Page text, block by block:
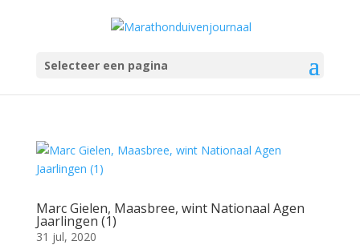
Selecteer een pagina
Marc Gielen, Maasbree, wint Nationaal Agen
Jaarlingen (1)
31 jul, 2020